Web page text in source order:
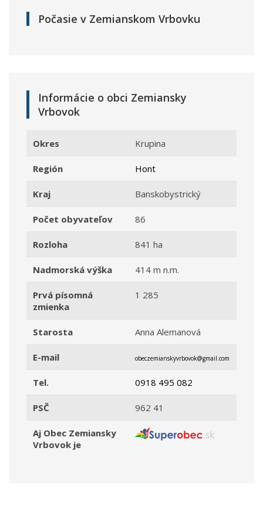
Počasie v Zemianskom Vrbovku
Informácie o obci Zemiansky
Vrbovok
Okres Krupina
Región Hont
Kraj Banskobystrický
Počet obyvateľov 86
Rozloha 841 ha
Nadmorská výška 414 m n.m.
Prvá písomná
zmienka
1 285
Starosta Anna Alemanová
E-mail obeczemianskyvrbovok@gmail.com
Tel. 0918 495 082
PSČ 962 41
Aj Obec Zemiansky
Vrbovok je